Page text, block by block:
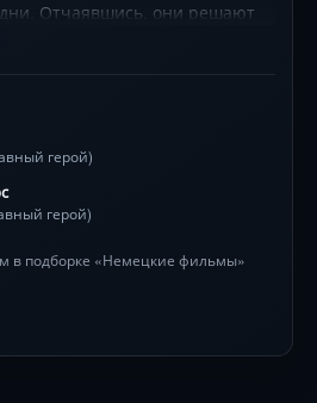
Отчаявшись, они решают
Пьяная авантюра с угоном
ними гонятся и полиция, и
обрастает нелепыми
щедростью и
один мечтает подарить
у Элвиса, другой — переспать
где юмор граничит с
перестрелки лишь
жизни. Финал на берегу
навсегда.
герой)
герой)
в подборке «Немецкие фильмы»